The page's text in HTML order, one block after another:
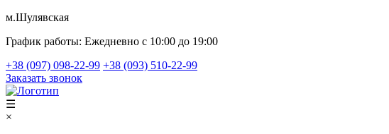
м.Шулявская
График работы: Ежедневно с 10:00 до 19:00
+38 (097) 098-22-99 +38 (093) 510-22-99
Заказать звонок
☰
×